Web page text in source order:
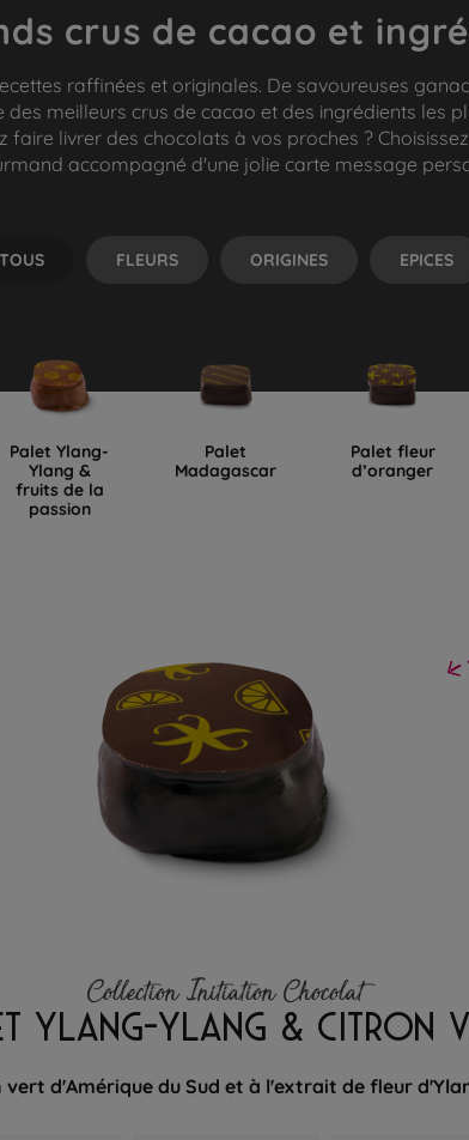
crus de cacao et
raffinées et originales. De savoureuses
meilleurs crus de cacao et des ingrédients les
livrer des chocolats à vos proches ?
accompagné d'une jolie carte message
TOUS FLEURS ORIGINES EPICES
Palet Ylang-
Ylang &
fruits de la
passion
Palet
Madagascar
Palet fleur
d’oranger
Collection Initiation Chocolat
YLANG-YLANG & CITRON
d'Amérique du Sud et à l'extrait de fleur